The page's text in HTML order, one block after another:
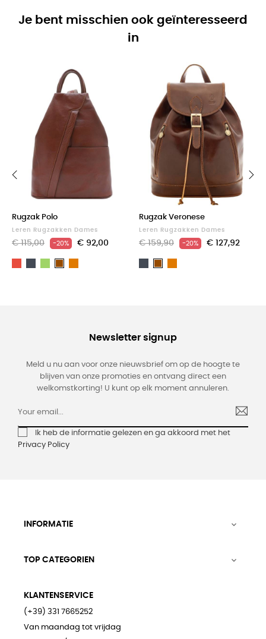
Je bent misschien ook geïnteresseerd
in
Rugzak Polo
Leren Rugzakken Dames
€ 115,00 -20% € 92,00
Rugzak Veronese
Leren Rugzakken Dames
€ 159,90 -20% € 127,92
Newsletter signup
Meld u nu aan voor onze nieuwsbrief om op de hoogte te
blijven van onze promoties en ontvang direct een
welkomstkorting! U kunt op elk moment annuleren.
Ik heb de informatie gelezen en ga akkoord met het
Privacy Policy
INFORMATIE 
TOP CATEGORIEN 
KLANTENSERVICE
(+39) 331 7665252
Van maandag tot vrijdag